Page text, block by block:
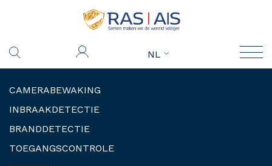
NL
CAMERABEWAKING
INBRAAKDETECTIE
BRANDDETECTIE
TOEGANGSCONTROLE